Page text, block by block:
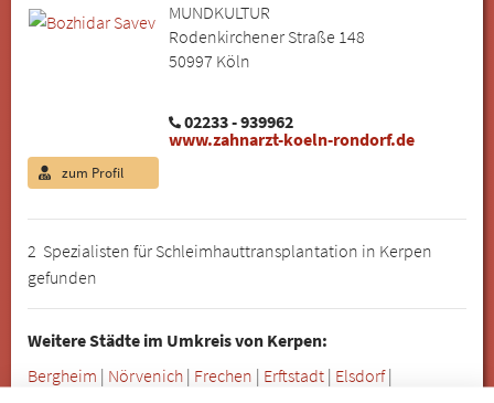
MUNDKULTUR
Rodenkirchener Straße 148
50997 Köln
02233 - 939962
www.zahnarzt-koeln-rondorf.de
zum Profil
2 Spezialisten für Schleimhauttransplantation in Kerpen
gefunden
Weitere Städte im Umkreis von Kerpen:
Bergheim | Nörvenich | Frechen | Erftstadt | Elsdorf|